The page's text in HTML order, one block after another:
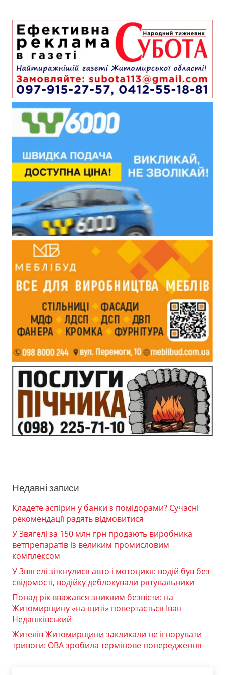
Недавні записи
Кладете аспірин у банки з помідорами? Сучасні
рекомендації радять відмовитися
У Звягелі за 150 млн грн продають виробника
ветпрепаратів із великим промисловим
комплексом
У Звягелі зіткнулися авто і мотоцикл: водій був без
свідомості, водійку деблокували рятувальники
Понад рік вважався зниклим безвісти: на
Житомирщину «на щиті» повертається Іван
Недашківський
Жителів Житомирщини закликали не ігнорувати
тривоги: ОВА зробила термінове попередження